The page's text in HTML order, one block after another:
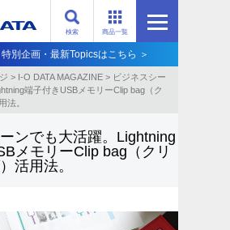
商品一覧
検索
別企画・最新Topicsはこちら ＞
> I-O DATA MAGAZINE > ビジネスシー
端子付きUSBメモリーClip bag（ク
法。
ンでも大活躍。Lightning
メモリーClip bag（クリ
活用法。